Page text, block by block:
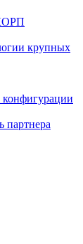
крупных
партнера